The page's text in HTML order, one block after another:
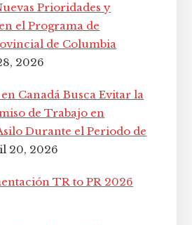
Prioridades y
el Programa de
de Columbia
2026
Canadá Busca Evitar la
de Trabajo en
Durante el Periodo de
20, 2026
TR to PR 2026